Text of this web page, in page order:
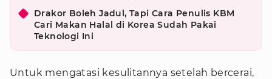
Drakor Boleh Jadul, Tapi Cara Penulis KBM
Cari Makan Halal di Korea Sudah Pakai
Teknologi Ini
Untuk mengatasi kesulitannya setelah bercerai,